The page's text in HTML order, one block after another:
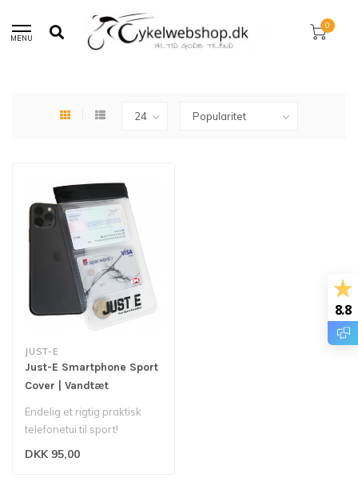
MENU
0
30 dages returret!
Brands / Just-E
JUST-E
Just-E Smartphone Sport
Cover | Vandtæt
telefonetui | Cykling | Løb
Endelig et rigtig praktisk
telefonetui til sport!
DKK 95,00
8.8